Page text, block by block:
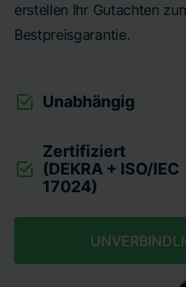
erstellen Ihr Gutachten
Bestpreisgarantie.
Unabhängig
Zertifiziert
(DEKRA + ISO/IEC
17024)